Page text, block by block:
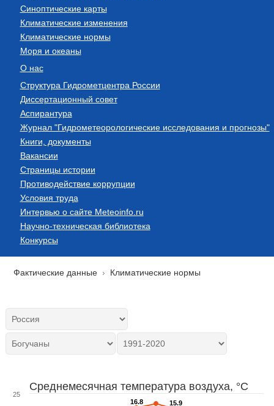
Синоптические карты
Климатические изменения
Климатические нормы
Моря и океаны
О нас
Структура Гидрометцентра России
Диссертационный совет
Аспирантура
Журнал "Гидрометеорологические исследования и прогнозы"
Книги, документы
Вакансии
Страницы истории
Противодействие коррупции
Условия труда
Интервью о сайте Meteoinfo.ru
Научно-техническая библиотека
Конкурсы
Фактические данные Климатические нормы
Среднемесячная температура воздуха, °C
16.8
16.8
15.9
15.9
25